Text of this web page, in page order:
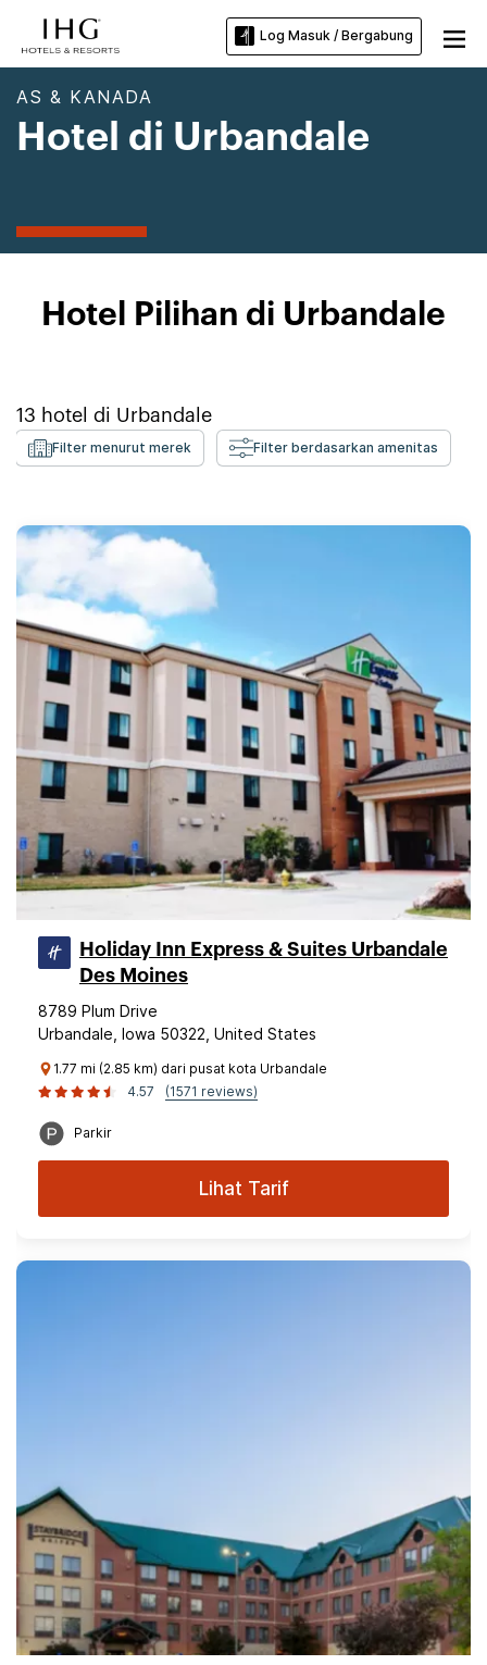
Log Masuk / Bergabung
AS & KANADA
Hotel di Urbandale
Hotel Pilihan di Urbandale
13 hotel di Urbandale
Filter menurut merek Filter berdasarkan amenitas
Holiday Inn Express & Suites Urbandale
Des Moines
8789 Plum Drive
Urbandale, Iowa 50322, United States
1.77 mi (2.85 km) dari pusat kota Urbandale
4.57
(1571 reviews)
Parkir
Lihat Tarif